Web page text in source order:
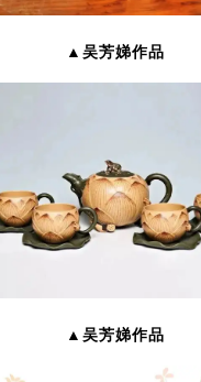
▲吴芳娣作品
▲吴芳娣作品